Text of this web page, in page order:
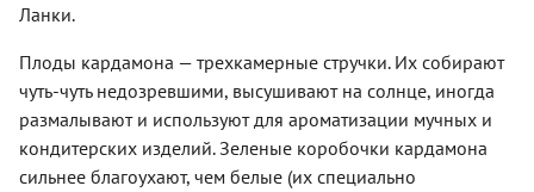
Ланки.
Плоды кардамона — трехкамерные стручки. Их собирают
чуть-чуть недозревшими, высушивают на солнце, иногда
размалывают и используют для ароматизации мучных и
кондитерских изделий. Зеленые коробочки кардамона
сильнее благоухают, чем белые (их специально